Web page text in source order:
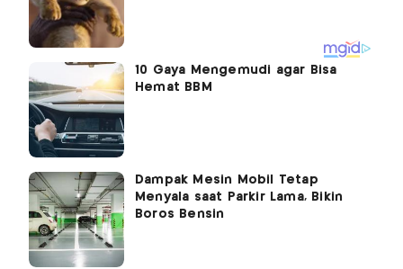
10 Gaya Mengemudi agar Bisa
Hemat BBM
Dampak Mesin Mobil Tetap
Menyala saat Parkir Lama, Bikin
Boros Bensin